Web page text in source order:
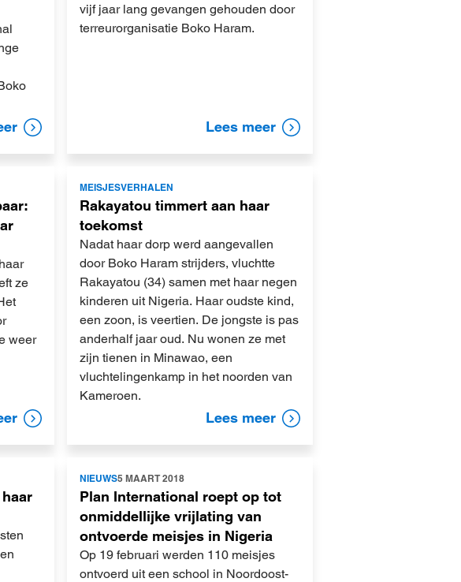
vijf jaar lang gevangen gehouden door
terreurorganisatie Boko Haram.
Lees meer
ze
weer
MEISJESVERHALEN
Rakayatou timmert aan haar
toekomst
Nadat haar dorp werd aangevallen
door Boko Haram strijders, vluchtte
Rakayatou (34) samen met haar negen
kinderen uit Nigeria. Haar oudste kind,
een zoon, is veertien. De jongste is pas
anderhalf jaar oud. Nu wonen ze met
zijn tienen in Minawao, een
vluchtelingenkamp in het noorden van
Kameroen.
Lees meer
meer
NIEUWS5 MAART 2018
Plan International roept op tot
onmiddellijke vrijlating van
ontvoerde meisjes in Nigeria
Op 19 februari werden 110 meisjes
ontvoerd uit een school in Noordoost-
meer